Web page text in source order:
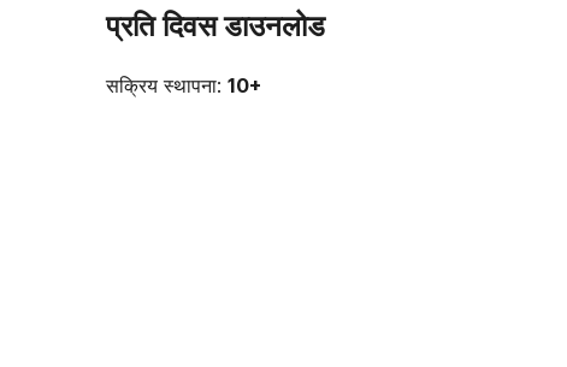
प्रति दिवस डाउनलोड
सक्रिय स्थापना: 10+